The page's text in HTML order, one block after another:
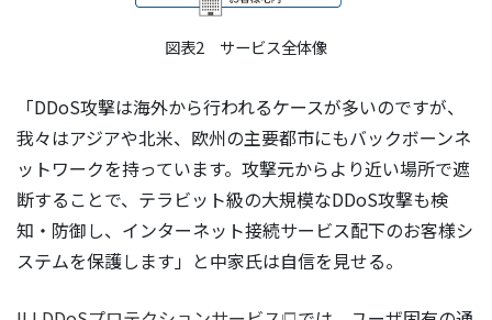
図表2 サービス全体像
「DDoS攻撃は海外から行われるケースが多いのですが、
我々はアジアや北米、欧州の主要都市にもバックボーンネ
ットワークを持っています。攻撃元からより近い場所で遮
断することで、テラビット級の大規模なDDoS攻撃も検
知・防御し、インターネット接続サービス配下のお客様シ
ステムを保護します」と中家氏は自信を見せる。